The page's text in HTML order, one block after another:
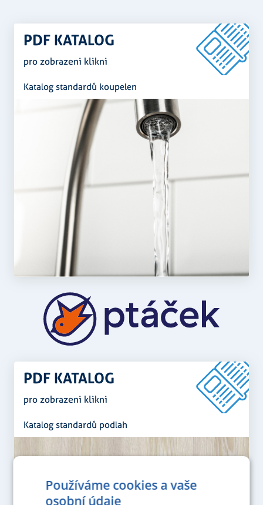
PDF KATALOG
pro zobrazeni klikni
Katalog standardů koupelen
PDF KATALOG
pro zobrazeni klikni
Katalog standardů podlah
Používáme cookies a vaše
osobní údaje